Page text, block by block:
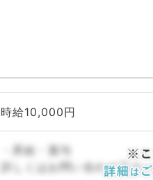
時給10,000円
・昇給・賞与
詳しくはお問い合わせ下さ